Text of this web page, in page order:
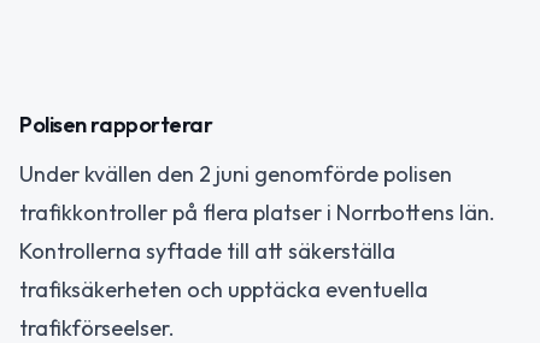
Polisen rapporterar
Under kvällen den 2 juni genomförde polisen
trafikkontroller på flera platser i Norrbottens län.
Kontrollerna syftade till att säkerställa
trafiksäkerheten och upptäcka eventuella
trafikförseelser.